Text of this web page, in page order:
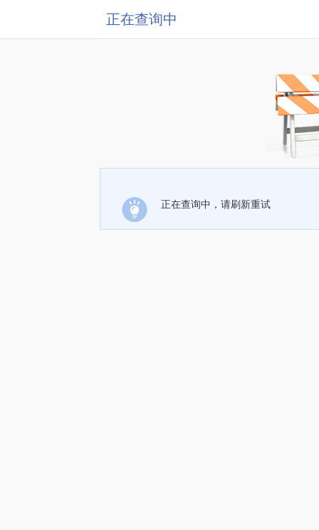
正在查询中
正在查询中，请刷新重试